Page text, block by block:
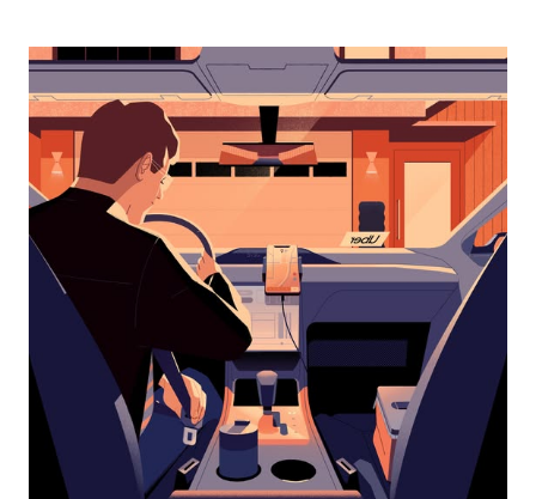
de
te
openen
een
datum
te
selecteren.
Druk
Escape
agenda
te
sluiten.